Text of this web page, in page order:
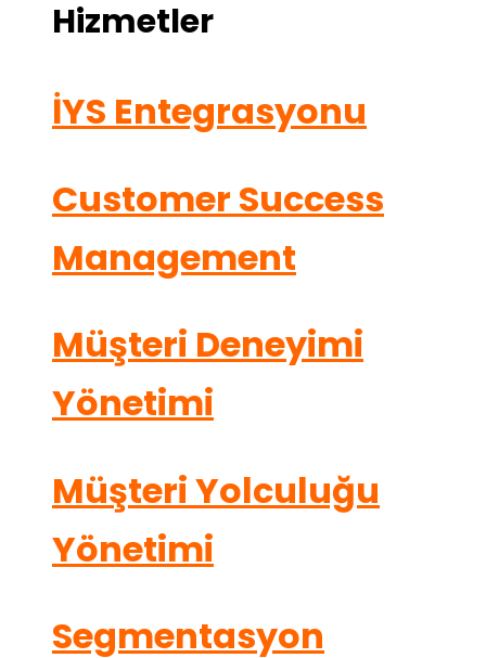
Hizmetler
İYS Entegrasyonu
Customer Success
Management
Müşteri Deneyimi
Yönetimi
Müşteri Yolculuğu
Yönetimi
Segmentasyon